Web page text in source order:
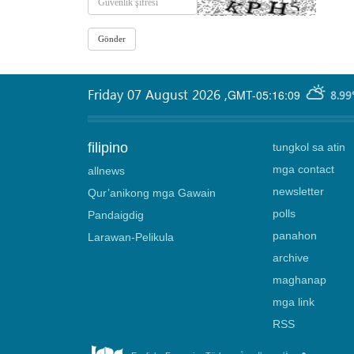
GMT-05:16:09
Friday 07 August 2026 ,
filipino
allnews
Qur’anikong mga Gawain
Pandaigdig
Larawan-Pelikula
tungkol sa atin
mga contact
newsletter
polls
panahon
archive
maghanap
mga link
RSS